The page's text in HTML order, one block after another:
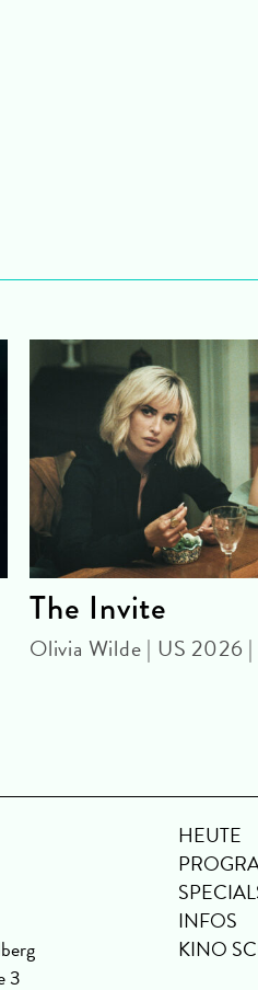
The Invite
Olivia Wilde | US 2026
3
HEUTE
INFOS
KINO